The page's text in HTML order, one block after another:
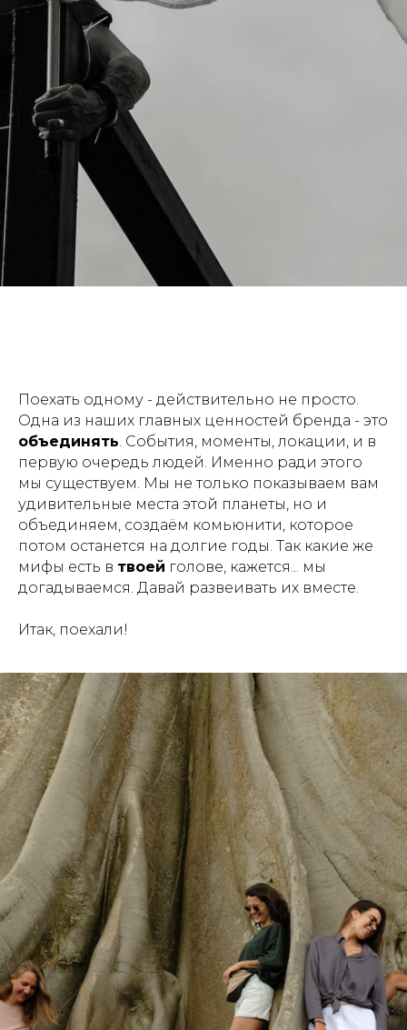
Поехать одному - действительно не просто.
Одна из наших главных ценностей бренда - это
объединять. События, моменты, локации, и в
первую очередь людей. Именно ради этого
мы существуем. Мы не только показываем вам
удивительные места этой планеты, но и
объединяем, создаём комьюнити, которое
потом останется на долгие годы. Так какие же
мифы есть в твоей голове, кажется... мы
догадываемся. Давай развеивать их вместе.
Итак, поехали!